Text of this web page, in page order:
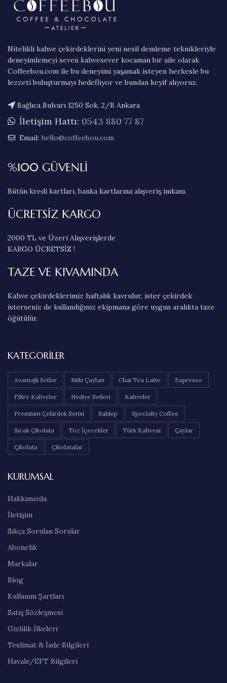
Nitelikli kahve çekirdeklerini yeni nesil demleme teknikleriyle
deneyimlemeyi seven kahvesever kocaman bir aile olarak
Coffeebou.com ile bu deneyimi yaşamak isteyen herkesle bu
lezzeti buluşturmayı hedefliyor ve bundan keyif alıyoruz.
Bağlıca Bulvarı 1250 Sok. 2/B Ankara
İletişim Hattı: 0543 880 77 87
Email: hello@coffeebou.com
%100 GÜVENLİ
Bütün kredi kartları, banka kartlarına alışveriş imkanı.
ÜCRETSİZ KARGO
2000 TL ve Üzeri Alışverişlerde
KARGO ÜCRETSİZ !
TAZE VE KIVAMINDA
Kahve çekirdeklerimiz haftalık kavrulur, ister çekirdek
isterseniz de kullandığınız ekipmana göre uygun aralıkta taze
öğütülür.
KATEGORILER
Avantajlı Setler Bitki Çayları Chai Tea Latte Espresso
Filtre Kahveler Hediye Setleri Kahveler
Premium Çekirdek Serisi Sahlep Specialty Coffee
Sıcak Çikolata Toz İçecekler Türk Kahvesi Çaylar
Çikolata Çikolatalar
KURUMSAL
Hakkımızda
İletişim
Sıkça Sorulan Sorular
Abonelik
Markalar
Blog
Kullanım Şartları
Satış Sözleşmesi
Gizlilik İlkeleri
Teslimat & İade Bilgileri
Havale/EFT Bilgileri